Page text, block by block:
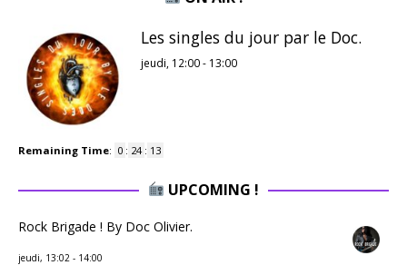
Les singles du jour par le Doc.
jeudi, 12:00- 13:00
Remaining Time: 0 : 24 : 12
UPCOMING !
Rock Brigade ! By Doc Olivier.
jeudi, 13:02 - 14:00